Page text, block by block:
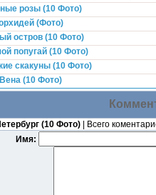
розы (10 Фото)
(Фото)
остров (10 Фото)
попугай (10 Фото)
скакуны (10 Фото)
(10 Фото)
(10 Фото) | Всего
Имя: